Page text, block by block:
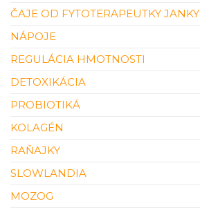
ČAJE OD FYTOTERAPEUTKY JANKY
NÁPOJE
REGULÁCIA HMOTNOSTI
DETOXIKÁCIA
PROBIOTIKÁ
KOLAGÉN
RAŇAJKY
SLOWLANDIA
MOZOG